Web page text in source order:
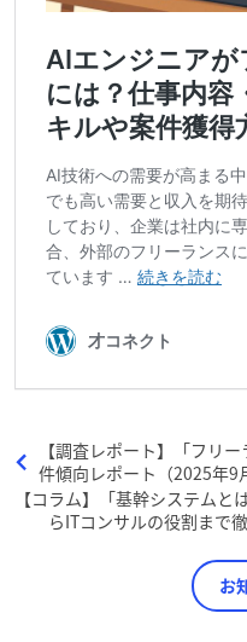
【調査レポート】「フリ
件傾向レポート（2025年9
【コラム】「基幹システム
らITコンサルの役割まで
お